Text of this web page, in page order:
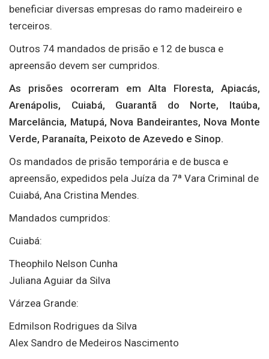
beneficiar diversas empresas do ramo madeireiro e
terceiros.
Outros 74 mandados de prisão e 12 de busca e
apreensão devem ser cumpridos.
As prisões ocorreram em Alta Floresta, Apiacás,
Arenápolis, Cuiabá, Guarantã do Norte, Itaúba,
Marcelância, Matupá, Nova Bandeirantes, Nova Monte
Verde, Paranaíta, Peixoto de Azevedo e Sinop.
Os mandados de prisão temporária e de busca e
apreensão, expedidos pela Juíza da 7ª Vara Criminal de
Cuiabá, Ana Cristina Mendes.
Mandados cumpridos:
Cuiabá:
Theophilo Nelson Cunha
Juliana Aguiar da Silva
Várzea Grande:
Edmilson Rodrigues da Silva
Alex Sandro de Medeiros Nascimento